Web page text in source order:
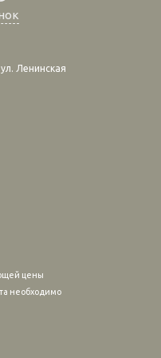
Ленинская
цены
необходимо